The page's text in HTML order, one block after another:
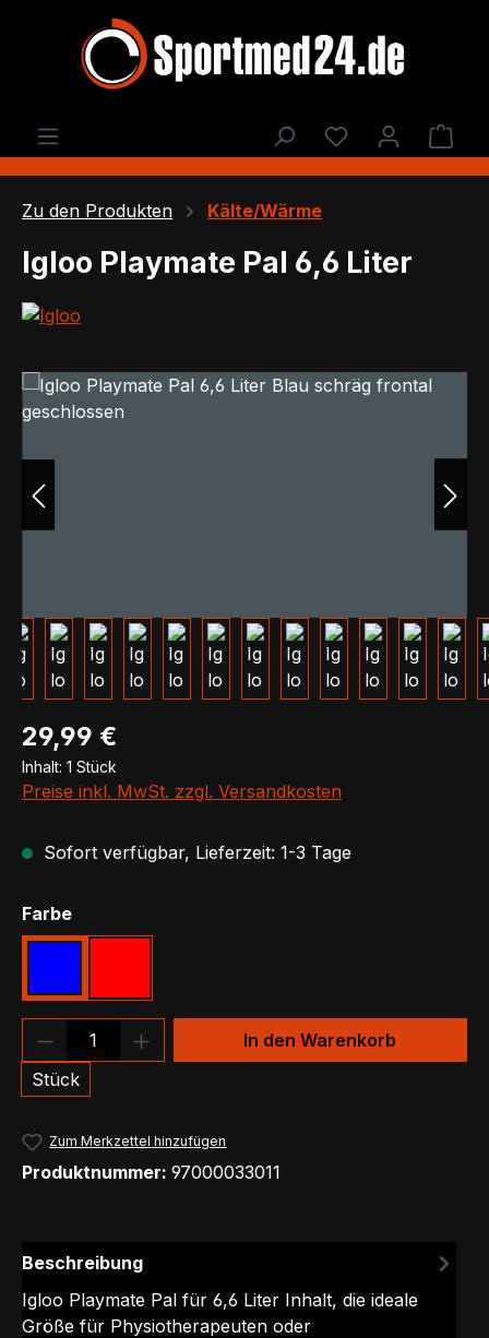
Zum Hauptinhalt springen
Du hast 0
Zu den Produkten Kälte/Wärme
Igloo Playmate Pal 6,6 Liter
Bildergalerie überspringen
Regulärer Preis:
29,99 €
Inhalt: 1 Stück
Preise inkl. MwSt. zzgl. Versandkosten
Sofort verfügbar, Lieferzeit: 1-3 Tage
Farbeauswählen
Produkt Anzahl: Gib den
Stück
In den Warenkorb
Zum Merkzettel hinzufügen
Produktnummer: 97000033011
Beschreibung
Igloo Playmate Pal für 6,6 Liter Inhalt, die ideale
Größe für Physiotherapeuten oder